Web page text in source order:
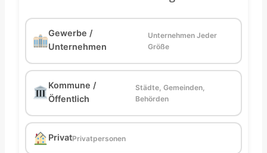
Gewerbe /
Unternehmen
Unternehmen Jeder
Größe
Kommune /
Öffentlich
Städte, Gemeinden,
Behörden
PrivatPrivatpersonen